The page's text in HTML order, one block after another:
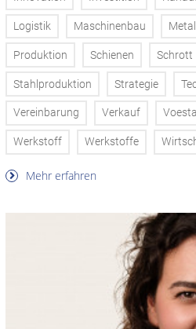
Logistik Maschinenbau
Produktion Schienen Schrott
Stahlproduktion Strategie
Vereinbarung Verkauf
Werkstoff Werkstoffe
Mehr erfahren